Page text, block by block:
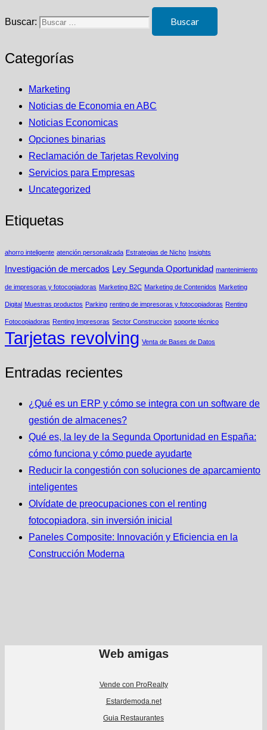
Buscar:
Categorías
Marketing
Noticias de Economia en ABC
Noticias Economicas
Opciones binarias
Reclamación de Tarjetas Revolving
Servicios para Empresas
Uncategorized
Etiquetas
ahorro inteligente atención personalizada Estrategias de Nicho Insights
Investigación de mercados Ley Segunda Oportunidad mantenimiento
de impresoras y fotocopiadoras Marketing B2C Marketing de Contenidos Marketing
Digital Muestras productos Parking renting de impresoras y fotocopiadoras Renting
Fotocopiadoras Renting Impresoras Sector Construccion soporte técnico
Tarjetas revolving Venta de Bases de Datos
Entradas recientes
¿Qué es un ERP y cómo se integra con un software de
gestión de almacenes?
Qué es, la ley de la Segunda Oportunidad en España:
cómo funciona y cómo puede ayudarte
Reducir la congestión con soluciones de aparcamiento
inteligentes
Olvídate de preocupaciones con el renting
fotocopiadora, sin inversión inicial
Paneles Composite: Innovación y Eficiencia en la
Construcción Moderna
Web amigas
Vende con ProRealty
Estardemoda.net
Guia Restaurantes